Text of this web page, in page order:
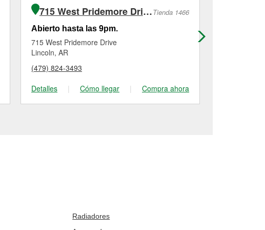
715 West Pridemore DriveTienda 1466
Abierto hasta las 9pm.
715 West Pridemore Drive
Lincoln, AR
(479) 824-3493
Detalles
| Cómo llegar | Compra ahora
Radiadores